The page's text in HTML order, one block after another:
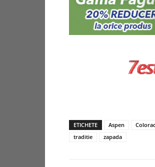
ETICHETE Aspen
traditie
zapada